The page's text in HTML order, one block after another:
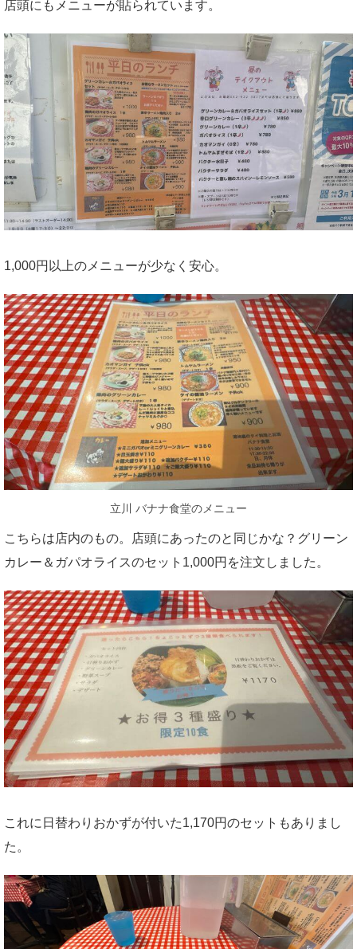
店頭にもメニューが貼られています。
1,000円以上のメニューが少なく安心。
立川 バナナ食堂のメニュー
こちらは店内のもの。店頭にあったのと同じかな？グリーン
カレー＆ガパオライスのセット1,000円を注文しました。
これに日替わりおかずが付いた1,170円のセットもありまし
た。